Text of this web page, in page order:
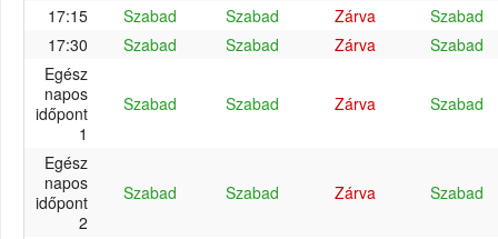
17:15
Szabad Szabad Zárva
Szabad
17:30
Szabad Szabad Zárva
Szabad
Egész
napos
időpont
1
Szabad Szabad Zárva Szabad
Egész
napos
időpont
2
Szabad Szabad Zárva Szabad